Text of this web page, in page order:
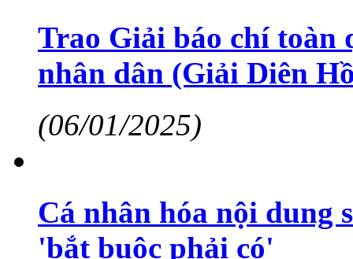
Trao Giải báo chí toàn
nhân dân (Giải Diên
(06/01/2025)
Cá nhân hóa nội dung
'bắt buộc phải có'